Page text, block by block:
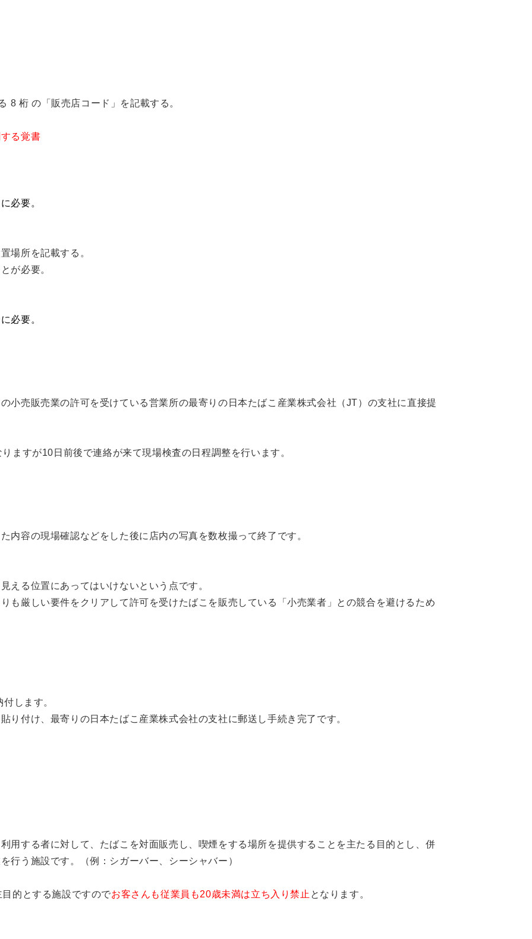
8 桁 の「販売店コード」を記載する。
る覚書
必要。
場所を記載する。
が必要。
必要。
小売販売業の許可を受けている営業所の最寄りの日本たばこ産業株式会社（JT）の支社に直接提
ますが10日前後で連絡が来て現場検査の日程調整を行います。
内容の現場確認などをした後に店内の写真を数枚撮って終了です。
える位置にあってはいけないという点です。
も厳しい要件をクリアして許可を受けたばこを販売している「小売業者」との競合を避けるため
します。
り付け、最寄りの日本たばこ産業株式会社の支社に郵送し手続き完了です。
用する者に対して、たばこを対面販売し、喫煙をする場所を提供することを主たる目的とし、併
行う施設です。（例：シガーバー、シーシャバー）
的とする施設ですのでお客さんも従業員も20歳未満は立ち入り禁止 となります。